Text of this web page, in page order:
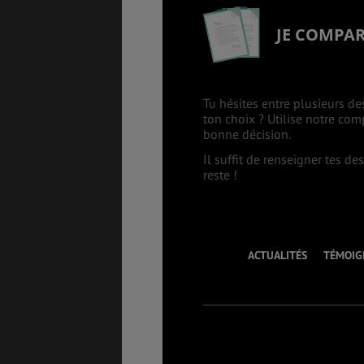
JE
Tu hésites entre plusieurs
ton choix ? Utilise notre
bonne décision.
Il suffit de renseigner tes
reste !
ACTUALITÉS